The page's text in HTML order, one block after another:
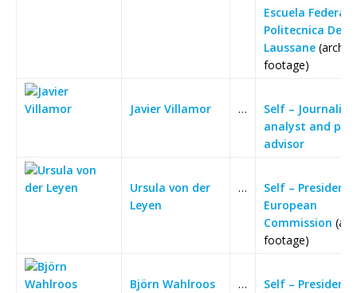
Escuela Federal
Politecnica De
Laussane
footage)
Javier Villamor …
Self – Journalist,
analyst and
advisor
Ursula von der
Leyen
…
Self – President
European
Commission
footage)
Björn Wahlroos …
Self – President